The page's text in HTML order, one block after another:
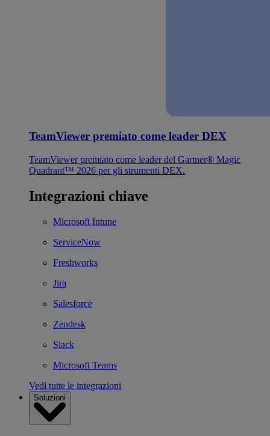
TeamViewer premiato come leader DEX
TeamViewer premiato come leader del Gartner® Magic
Quadrant™ 2026 per gli strumenti DEX.
Integrazioni chiave
Microsoft Intune
ServiceNow
Freshworks
Jira
Salesforce
Zendesk
Slack
Microsoft Teams
Vedi tutte le integrazioni
Soluzioni